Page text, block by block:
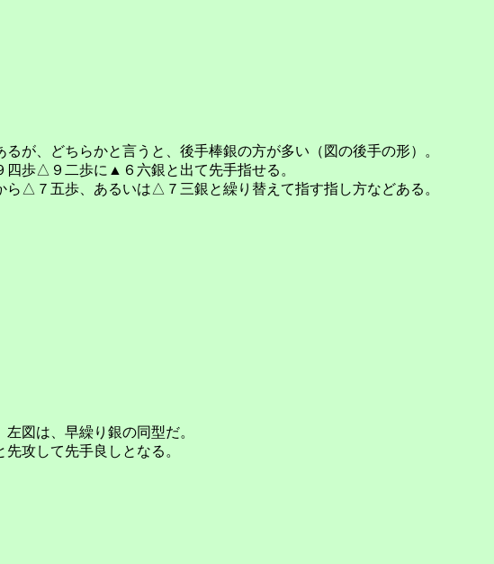
が、どちらかと言うと、後手棒銀の方が多い（図の後手の形）。
歩△９二歩に▲６六銀と出て先手指せる。
△７五歩、あるいは△７三銀と繰り替えて指す指し方などある。
図は、早繰り銀の同型だ。
して先手良しとなる。